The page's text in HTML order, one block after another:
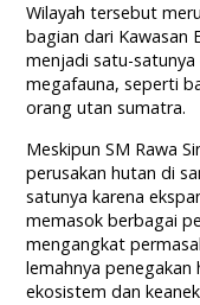
Wilayah tersebut
bagian dari Kawasan
menjadi satu-
megafauna, seperti
orang utan sumatra.
Meskipun SM Rawa
perusakan hutan di
satunya karena
memasok berbagai
mengangkat
lemahnya penegakan
ekosistem dan